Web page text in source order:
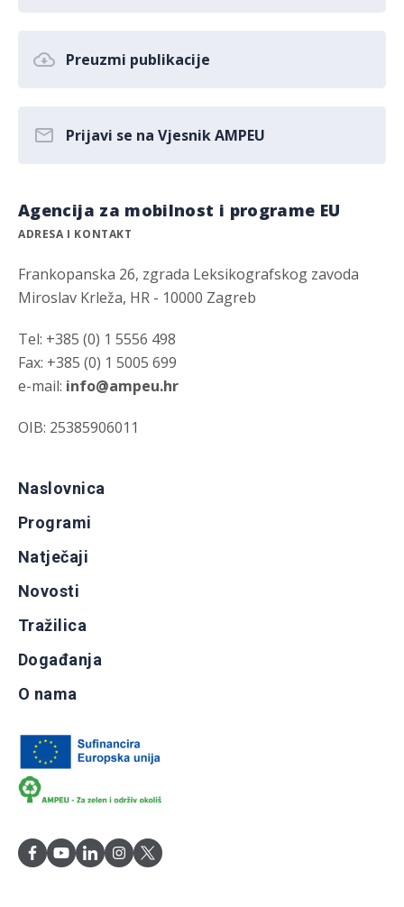
Preuzmi publikacije
Prijavi se na Vjesnik AMPEU
Agencija za mobilnost i programe EU
ADRESA I KONTAKT
Frankopanska 26, zgrada Leksikografskog zavoda
Miroslav Krleža, HR - 10000 Zagreb
Tel: +385 (0) 1 5556 498
Fax: +385 (0) 1 5005 699
e-mail: info@ampeu.hr
OIB: 25385906011
Naslovnica
Programi
Natječaji
Novosti
Tražilica
Događanja
O nama